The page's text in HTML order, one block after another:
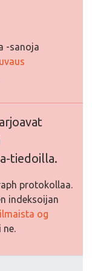
-sanoja
tiedoilla.
protokollaa.
indeksoijan
og
ne.